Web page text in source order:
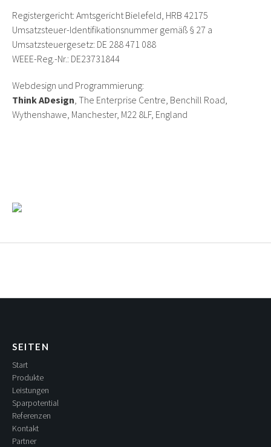
Registergericht: Amtsgericht Bielefeld, HRB 42175
Umsatzsteuer-Identifikationsnummer gemäß § 27 a
Umsatzsteuergesetz: DE 288 471 088
WEEE-Reg.-Nr.: DE23731844
Webdesign und Programmierung:
Think ADesign, The Enterprise Centre, Benchill Road,
Wythenshawe, Manchester, M22 8LF, England
SEITEN
Start
Produkte
Leistungen
Sparpotential
Referenzen
Kontakt
Partner